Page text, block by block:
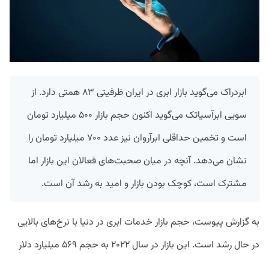
ابردراک می‌گوید بازار ابری در ایران ظرفیتی ۸۳ همتی دارد. از
سویی ابرآسیاتک می‌گوید اکنون حجم بازار ۵۰۰ میلیارد تومان
است و تخمین حداقلی ابرآروان نیز عدد ۷۰۰ میلیارد تومان را
نشان می‌دهد. آنچه در میان صحبت‌های فعالان این بازار اما
مشترک است، کوچک بودن بازار و امید به رشد آن است.
به گزارش پیوست، حجم بازار خدمات ابری در دنیا با نرخ‌های بالایی
در حال رشد است. این بازار در سال ۲۰۲۲ به حجم ۵۶۹ میلیارد دلار